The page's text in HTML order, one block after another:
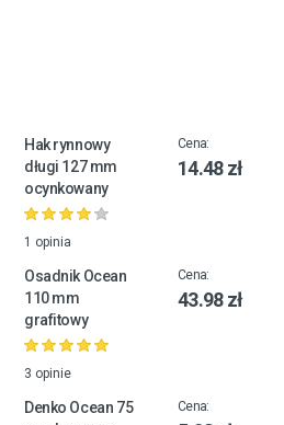
Hak rynnowy
długi 127 mm
ocynkowany
1 opinia
Cena:
14.48 zł
Osadnik Ocean
110 mm
grafitowy
3 opinie
Cena:
43.98 zł
Denko Ocean 75
Cena: